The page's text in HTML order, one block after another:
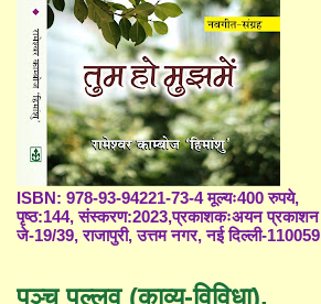
ISBN: 978-93-94221-73-4 मूल्यः400 रुपये,
पृष्ठ:144, संस्करण:2023,प्रकाशकःअयन प्रकाशन
जे-19/39, राजापुरी, उत्तम नगर, नई दिल्ली-110059
पञ्च पल्लव (काव्य-विविधा),